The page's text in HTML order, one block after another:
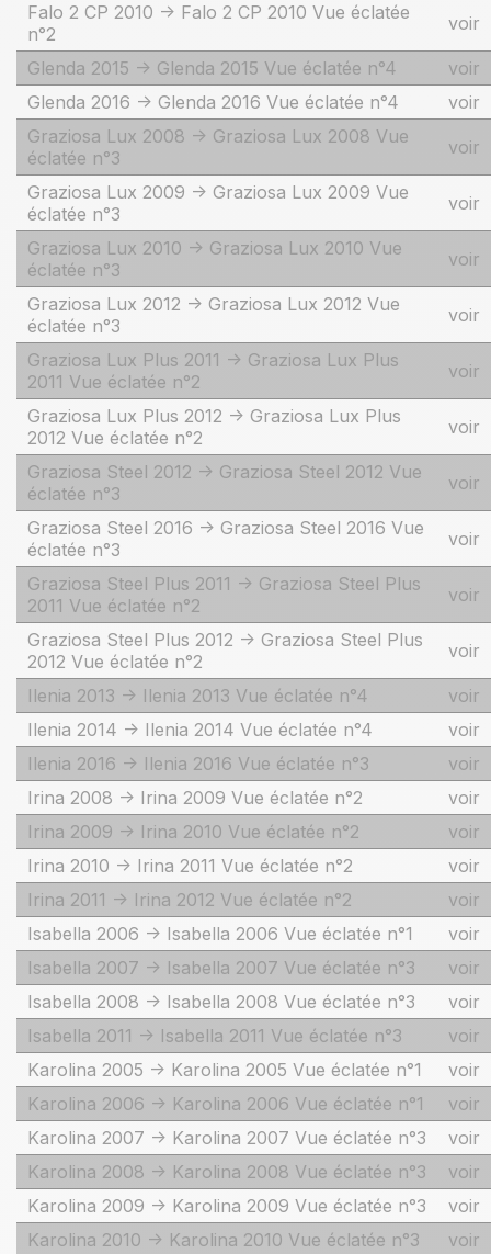
Falo 2 CP 2010 -> Falo 2 CP 2010 Vue éclatée
n°2
voir
Glenda 2015 -> Glenda 2015 Vue éclatée n°4
voir
Glenda 2016 -> Glenda 2016 Vue éclatée n°4
voir
Graziosa Lux 2008 -> Graziosa Lux 2008 Vue
éclatée n°3
voir
Graziosa Lux 2009 -> Graziosa Lux 2009 Vue
éclatée n°3
voir
Graziosa Lux 2010 -> Graziosa Lux 2010 Vue
éclatée n°3
voir
Graziosa Lux 2012 -> Graziosa Lux 2012 Vue
éclatée n°3
voir
Graziosa Lux Plus 2011 -> Graziosa Lux Plus
2011 Vue éclatée n°2
voir
Graziosa Lux Plus 2012 -> Graziosa Lux Plus
2012 Vue éclatée n°2
voir
Graziosa Steel 2012 -> Graziosa Steel 2012 Vue
éclatée n°3
voir
Graziosa Steel 2016 -> Graziosa Steel 2016 Vue
éclatée n°3
voir
Graziosa Steel Plus 2011 -> Graziosa Steel Plus
2011 Vue éclatée n°2
voir
Graziosa Steel Plus 2012 -> Graziosa Steel Plus
2012 Vue éclatée n°2
voir
Ilenia 2013 -> Ilenia 2013 Vue éclatée n°4
voir
Ilenia 2014 -> Ilenia 2014 Vue éclatée n°4
voir
Ilenia 2016 -> Ilenia 2016 Vue éclatée n°3
voir
Irina 2008 -> Irina 2009 Vue éclatée n°2
voir
Irina 2009 -> Irina 2010 Vue éclatée n°2
voir
Irina 2010 -> Irina 2011 Vue éclatée n°2
voir
Irina 2011 -> Irina 2012 Vue éclatée n°2
voir
Isabella 2006 -> Isabella 2006 Vue éclatée n°1
voir
Isabella 2007 -> Isabella 2007 Vue éclatée n°3
voir
Isabella 2008 -> Isabella 2008 Vue éclatée n°3
voir
Isabella 2011 -> Isabella 2011 Vue éclatée n°3
voir
Karolina 2005 -> Karolina 2005 Vue éclatée n°1
voir
Karolina 2006 -> Karolina 2006 Vue éclatée n°1
voir
Karolina 2007 -> Karolina 2007 Vue éclatée n°3
voir
Karolina 2008 -> Karolina 2008 Vue éclatée n°3
voir
Karolina 2009 -> Karolina 2009 Vue éclatée n°3
voir
Karolina 2010 -> Karolina 2010 Vue éclatée n°3
voir